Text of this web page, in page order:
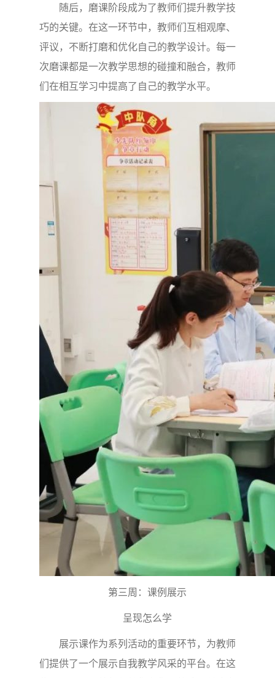
随后，磨课阶段成为了教师们提升教学技
巧的关键。在这一环节中，教师们互相观摩、
评议，不断打磨和优化自己的教学设计。每一
次磨课都是一次教学思想的碰撞和融合，教师
们在相互学习中提高了自己的教学水平。
第三周：课例展示
呈现怎么学
展示课作为系列活动的重要环节，为教师
们提供了一个展示自我教学风采的平台。在这